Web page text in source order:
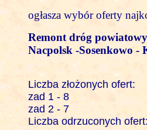
ogłasza wybór oferty
Remont dróg
Nacpolsk -Sosenkowo -
Liczba złożonych ofert:
zad 1 - 8
zad 2 - 7
Liczba odrzuconych